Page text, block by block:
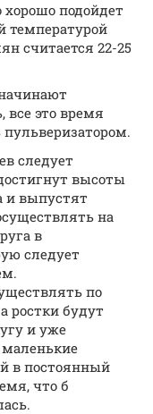
хорошо подойдет
температурой
считается 22-25
все это время
следует
высоты
и выпустят
на
в
следует
по
ростки будут
и уже
в постоянный
что б